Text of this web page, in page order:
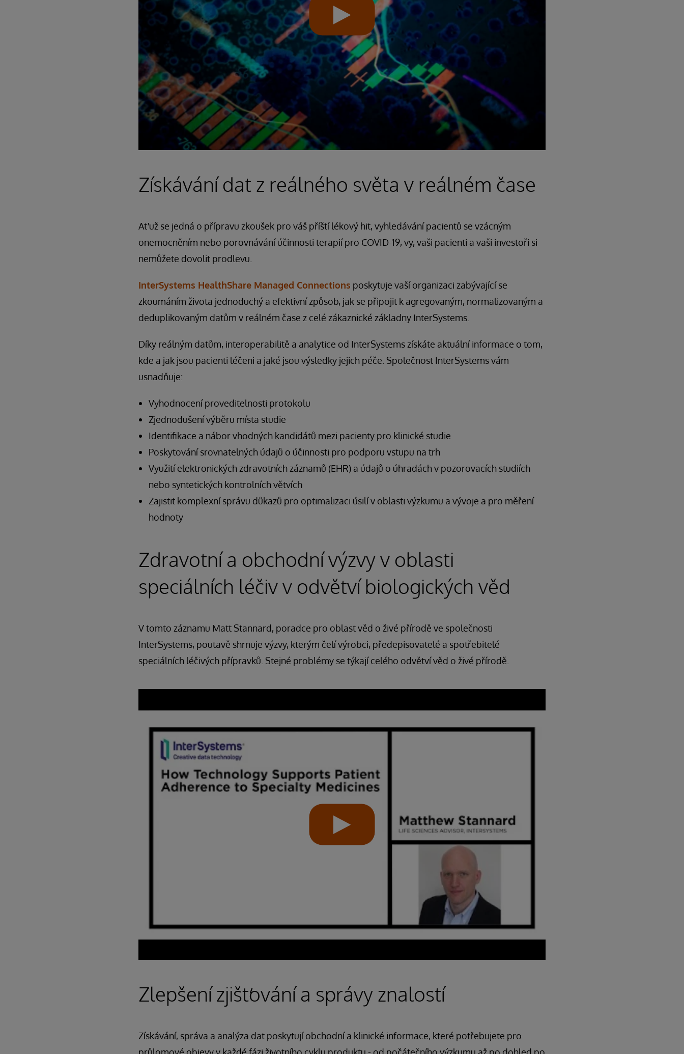
Získávání dat z reálného světa v reálném čase
Ať už se jedná o přípravu zkoušek pro váš příští lékový hit, vyhledávání pacientů se vzácným
onemocněním nebo porovnávání účinnosti terapií pro COVID-19, vy, vaši pacienti a vaši investoři si
nemůžete dovolit prodlevu.
InterSystems HealthShare Managed Connections poskytuje vaší organizaci zabývající se
zkoumáním života jednoduchý a efektivní způsob, jak se připojit k agregovaným, normalizovaným a
deduplikovaným datům v reálném čase z celé zákaznické základny InterSystems.
Díky reálným datům, interoperabilitě a analytice od InterSystems získáte aktuální informace o tom,
kde a jak jsou pacienti léčeni a jaké jsou výsledky jejich péče. Společnost InterSystems vám
usnadňuje:
Vyhodnocení proveditelnosti protokolu
Zjednodušení výběru místa studie
Identifikace a nábor vhodných kandidátů mezi pacienty pro klinické studie
Poskytování srovnatelných údajů o účinnosti pro podporu vstupu na trh
Využití elektronických zdravotních záznamů (EHR) a údajů o úhradách v pozorovacích studiích
nebo syntetických kontrolních větvích
Zajistit komplexní správu důkazů pro optimalizaci úsilí v oblasti výzkumu a vývoje a pro měření
hodnoty
Zdravotní a obchodní výzvy v oblasti
speciálních léčiv v odvětví biologických věd
V tomto záznamu Matt Stannard, poradce pro oblast věd o živé přírodě ve společnosti
InterSystems, poutavě shrnuje výzvy, kterým čelí výrobci, předepisovatelé a spotřebitelé
speciálních léčivých přípravků. Stejné problémy se týkají celého odvětví věd o živé přírodě.
Zlepšení zjišťování a správy znalostí
Získávání, správa a analýza dat poskytují obchodní a klinické informace, které potřebujete pro